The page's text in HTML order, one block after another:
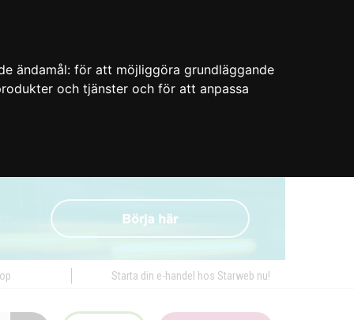
ändamål: för att möjliggöra grundläggande
och tjänster och för att anpassa
Starta din e-handel hos Starweb nu!